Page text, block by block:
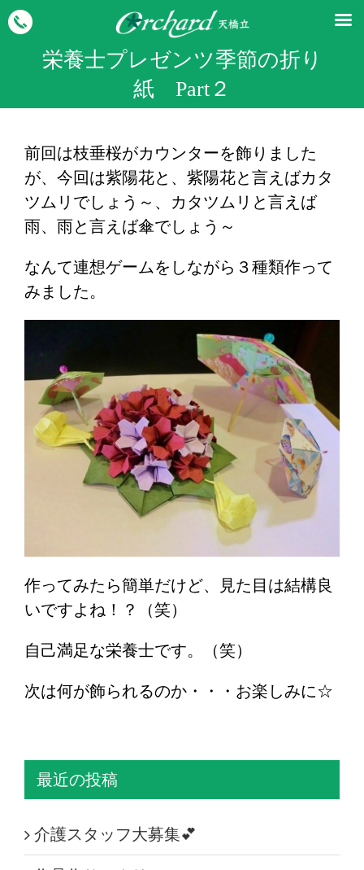
栄養士プレゼンツ季節の折り
紙 Part２
前回は枝垂桜がカウンターを飾りました
が、今回は紫陽花と、紫陽花と言えばカタ
ツムリでしょう～、カタツムリと言えば
雨、雨と言えば傘でしょう～
なんて連想ゲームをしながら３種類作って
みました。
作ってみたら簡単だけど、見た目は結構良
いですよね！？（笑）
自己満足な栄養士です。（笑）
次は何が飾られるのか・・・お楽しみに☆
最近の投稿
介護スタッフ大募集💕